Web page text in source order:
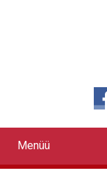
Primary
links
Menüü